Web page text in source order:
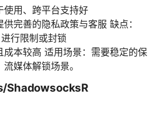
使用、跨平台支持好
完善的隐私政策与客服 缺点：
行限制或封锁
成本较高 适用场景：需要稳定的保
媒体解锁场景。
ShadowsocksR